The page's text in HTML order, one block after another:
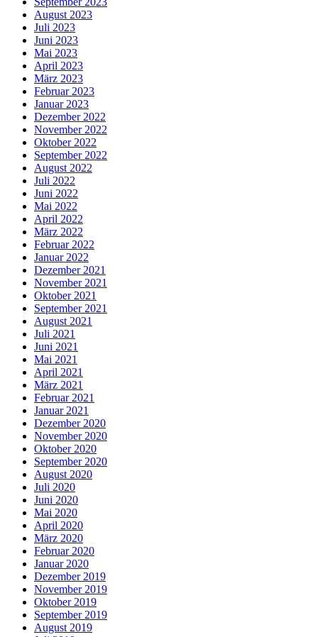
August 2023
Juli 2023
Juni 2023
Mai 2023
April 2023
März 2023
Februar 2023
Januar 2023
Dezember 2022
November 2022
Oktober 2022
September 2022
August 2022
Juli 2022
Juni 2022
Mai 2022
April 2022
März 2022
Februar 2022
Januar 2022
Dezember 2021
November 2021
Oktober 2021
September 2021
August 2021
Juli 2021
Juni 2021
Mai 2021
April 2021
März 2021
Februar 2021
Januar 2021
Dezember 2020
November 2020
Oktober 2020
September 2020
August 2020
Juli 2020
Juni 2020
Mai 2020
April 2020
März 2020
Februar 2020
Januar 2020
Dezember 2019
November 2019
Oktober 2019
September 2019
August 2019